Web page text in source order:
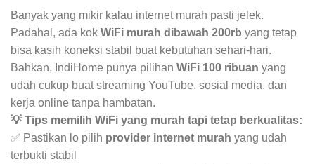
Banyak yang mikir kalau internet murah pasti jelek.
Padahal, ada kok WiFi murah dibawah 200rb yang tetap
bisa kasih koneksi stabil buat kebutuhan sehari-hari.
Bahkan, IndiHome punya pilihan WiFi 100 ribuan yang
udah cukup buat streaming YouTube, sosial media, dan
kerja online tanpa hambatan.
💡 Tips memilih WiFi yang murah tapi tetap berkualitas:
✅ Pastikan lo pilih provider internet murah yang udah
terbukti stabil